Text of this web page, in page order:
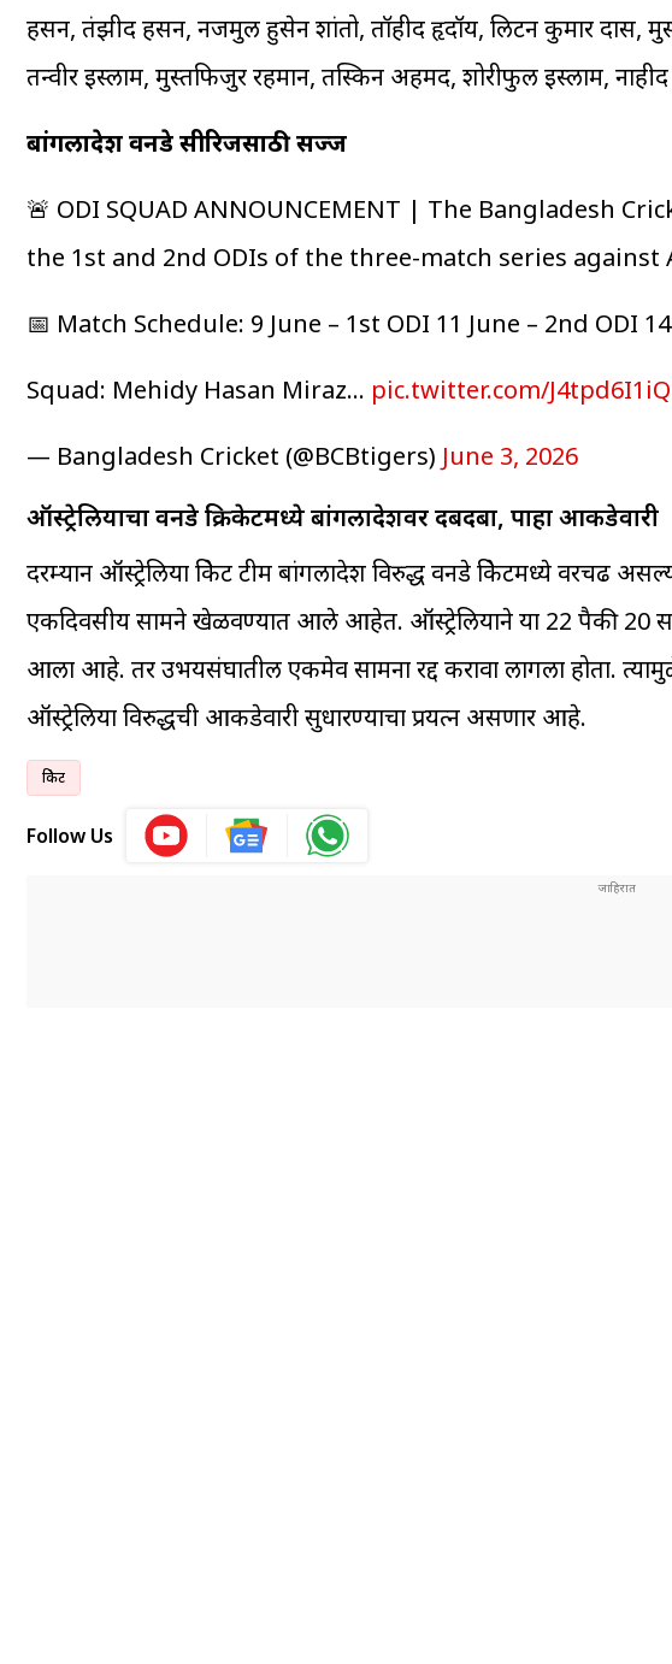
हसन, तंझीद हसन, नजमुल हुसेन शांतो, तॉहीद हृदॉय, लिटन कुमार दास,
तन्वीर इस्लाम, मुस्तफिजुर रहमान, तस्किन अहमद, शोरीफुल इस्लाम, नाहीद
बांगलादेश वनडे सीरिजसाठी सज्ज
🚨 ODI SQUAD ANNOUNCEMENT | The Bangladesh
the 1st and 2nd ODIs of the three-match series
📅 Match Schedule: 9 June – 1st ODI 11 June – 2nd ODI
Squad: Mehidy Hasan Miraz… pic.twitter.com/J4tpd6I1iQ
— Bangladesh Cricket (@BCBtigers) June 3, 2026
ऑस्ट्रेलियाचा वनडे क्रिकेटमध्ये बांगलादेशवर दबदबा, पाहा आकडेवारी
दरम्यान ऑस्ट्रेलिया क्रिकेट टीम बांगलादेश विरुद्ध वनडे क्रिकेटमध्ये
एकदिवसीय सामने खेळवण्यात आले आहेत. ऑस्ट्रेलियाने या 22 पैकी 20
आला आहे. तर उभयसंघातील एकमेव सामना रद्द करावा लागला होता.
ऑस्ट्रेलिया विरुद्धची आकडेवारी सुधारण्याचा प्रयत्न असणार आहे.
क्रिकेट
Follow Us